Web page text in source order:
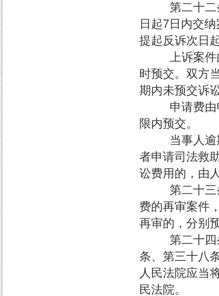
第二十二条
日起7日内交
提起反诉次日
上诉案件的
时预交。双方
期内未预交诉
申请费由申
限内预交。
当事人逾期
者申请司法救
讼费用的，由
第二十三条
费的再审案件
再审的，分别
第二十四条
条、第三十八
人民法院应当
民法院。